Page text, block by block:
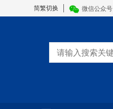
简繁切换 微信公众号